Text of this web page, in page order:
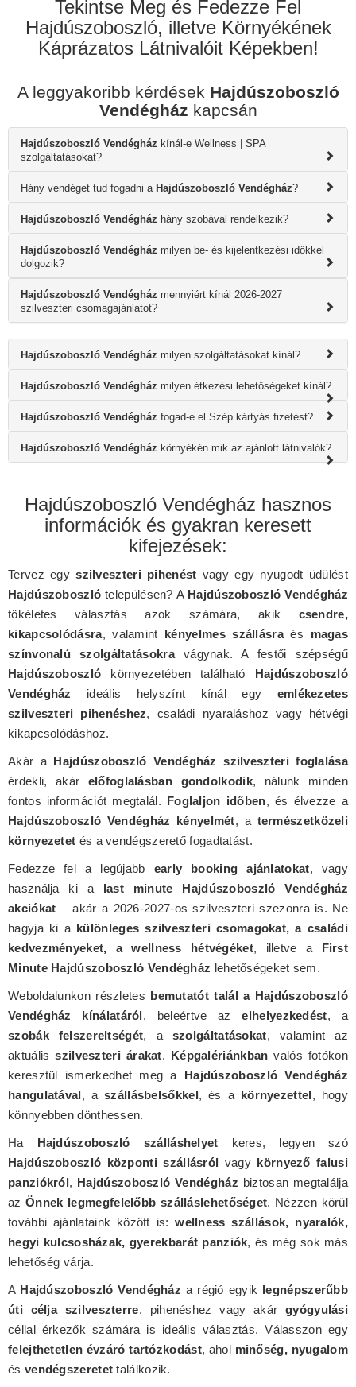
Tekintse Meg és Fedezze Fel
Hajdúszoboszló, illetve Környékének
Káprázatos Látnivalóit Képekben!
A leggyakoribb kérdések Hajdúszoboszló
Vendégház kapcsán
Hajdúszoboszló Vendégház kínál-e Wellness | SPA
szolgáltatásokat?
Hány vendéget tud fogadni a Hajdúszoboszló Vendégház?
Hajdúszoboszló Vendégház hány szobával rendelkezik?
Hajdúszoboszló Vendégház milyen be- és kijelentkezési időkkel
dolgozik?
Hajdúszoboszló Vendégház mennyiért kínál 2026-2027
szilveszteri csomagajánlatot?
Hajdúszoboszló Vendégház milyen szolgáltatásokat kínál?
Hajdúszoboszló Vendégház milyen étkezési lehetőségeket kínál?
Hajdúszoboszló Vendégház fogad-e el Szép kártyás fizetést?
Hajdúszoboszló Vendégház környékén mik az ajánlott látnivalók?
Hajdúszoboszló Vendégház hasznos
információk és gyakran keresett
kifejezések:
Tervez egyszilveszteri pihenést vagy egy nyugodt üdülést
Hajdúszoboszló településen? A Hajdúszoboszló Vendégház
tökéletes választás azok számára, akik csendre,
kikapcsolódásra, valamint kényelmes szállásraés magas
színvonalú szolgáltatásokravágynak. A festői szépségű
Hajdúszoboszló környezetében található Hajdúszoboszló
Vendégház
ideális helyszínt kínál egy emlékezetes
szilveszteri pihenéshez, családi nyaraláshoz vagy hétvégi
kikapcsolódáshoz.
Akár a Hajdúszoboszló Vendégház szilveszteri foglalása
érdekli, akár előfoglalásban gondolkodik, nálunk minden
fontos információt megtalál. Foglaljon időben, és élvezze a
Hajdúszoboszló Vendégház kényelmét, a természetközeli
környezetet és a vendégszerető fogadtatást.
Fedezze fel a legújabb early booking ajánlatokat, vagy
használja ki a last minute Hajdúszoboszló Vendégház
akciókat – akár a 2026-2027-os szilveszteri szezonra is. Ne
hagyja ki a különleges szilveszteri csomagokat, a családi
kedvezményeket, a wellness hétvégéket, illetve a First
Minute Hajdúszoboszló Vendégház lehetőségeket sem.
Weboldalunkon részletes bemutatót talál a Hajdúszoboszló
Vendégház kínálatáról, beleértve azelhelyezkedést, a
szobák felszereltségét, a szolgáltatásokat, valamint az
aktuálisszilveszteri árakat. Képgalériánkban valós fotókon
keresztül ismerkedhet meg a Hajdúszoboszló Vendégház
hangulatával, aszállásbelsőkkel, és a környezettel, hogy
könnyebben dönthessen.
Ha Hajdúszoboszló szálláshelyet keres, legyen szó
Hajdúszoboszló központi szállásról vagy környező falusi
panziókról, Hajdúszoboszló Vendégház biztosan megtalálja
azÖnnek legmegfelelőbb szálláslehetőséget. Nézzen körül
további ajánlataink között is:wellness szállások, nyaralók,
hegyi kulcsosházak, gyerekbarát panziók, és még sok más
lehetőség várja.
A Hajdúszoboszló Vendégház a régió egyik legnépszerűbb
úti célja szilveszterre, pihenéshez vagy akár gyógyulási
céllal érkezők számára is ideális választás. Válasszon egy
felejthetetlen évzáró tartózkodást, ahol minőség, nyugalom
és vendégszeretet találkozik.